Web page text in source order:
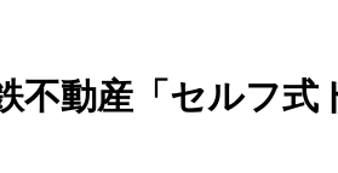
動産「セルフ式